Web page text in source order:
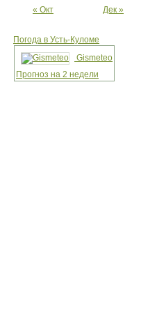
« Окт Дек »
Погода в Усть-Куломе
Gismeteo
Прогноз на 2 недели